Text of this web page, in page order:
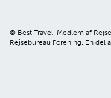
© Best Travel. Medlem af
Rejsebureau Forening. En del